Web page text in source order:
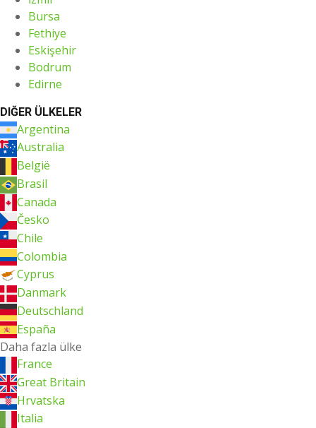
Bursa
Fethiye
Eskişehir
Bodrum
Edirne
DIĞER ÜLKELER
Argentina
Australia
België
Brasil
Canada
Česko
Chile
Colombia
Cyprus
Danmark
Deutschland
España
Daha fazla ülke
France
Great Britain
Hrvatska
Italia